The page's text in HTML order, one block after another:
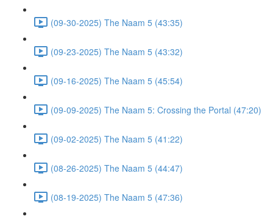
(09-30-2025) The Naam 5 (43:35)
(09-23-2025) The Naam 5 (43:32)
(09-16-2025) The Naam 5 (45:54)
(09-09-2025) The Naam 5: Crossing the Portal (47:20)
(09-02-2025) The Naam 5 (41:22)
(08-26-2025) The Naam 5 (44:47)
(08-19-2025) The Naam 5 (47:36)